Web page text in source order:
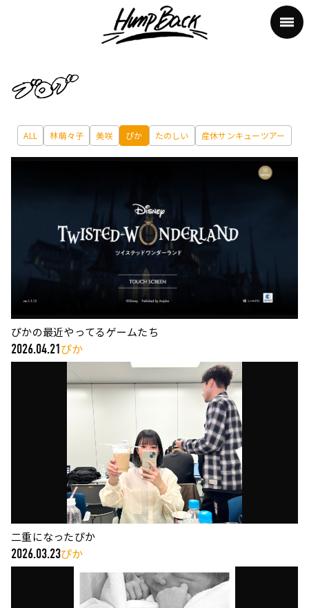
ALL 林萌々子 美咲 ぴか たのしい 産休サンキューツアー
ぴかの最近やってるゲームたち
2026.04.21ぴか
二重になったぴか
2026.03.23ぴか